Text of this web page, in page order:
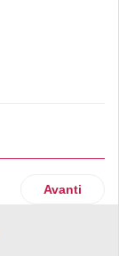
Carlton Myers
Articolo
Avanti